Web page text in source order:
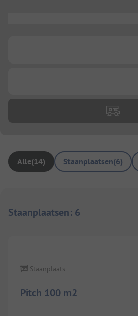
Alle(14) Staanplaatsen(6)
Staanplaatsen: 6
Pitch 100 m2
Staanplaats